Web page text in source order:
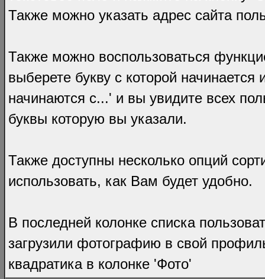
Также можно указать адрес сайта
Также можно воспользоваться
выберете букву с которой
начинаются с...' и вы увидите всех
буквы которую вы указали.
Также доступны несколько опций
использовать, как Вам будет удобно.
В последней колонке списка
загрузили фотографию в свой
квадратика в колонке 'Фото'